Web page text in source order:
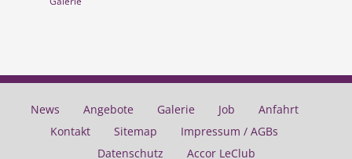
News Angebote Galerie Job
Anfahrt
Kontakt
Sitemap
Impressum / AGBs
Datenschutz
Accor LeClub